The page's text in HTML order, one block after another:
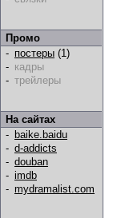
Промо
- постеры (1)
- кадры
- трейлеры
На сайтах
- baike.baidu
- d-addicts
- douban
- imdb
- mydramalist.com